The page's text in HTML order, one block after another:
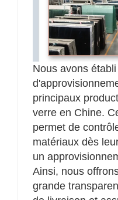
Nous avons
principaux
verre en Chine.
permet de
matériaux dès
un
Ainsi, nous
grande